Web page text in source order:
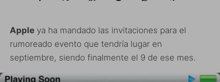
Apple ya ha mandado las invitaciones para el
rumoreado evento que tendría lugar en
septiembre, siendo finalmente el 9 de ese mes.